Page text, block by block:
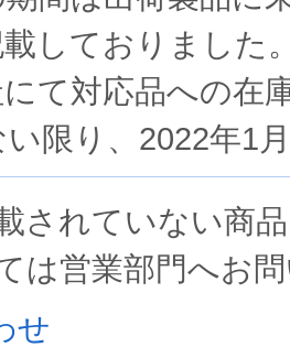
しておりました
て対応品への在
限り、2022年1
されていない商
は営業部門へお
せ